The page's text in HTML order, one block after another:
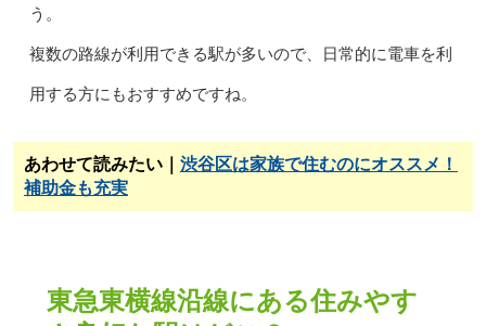
う。
複数の路線が利用できる駅が多いので、日常的に電車を利
用する方にもおすすめですね。
あわせて読みたい｜ 渋谷区は家族で住むのにオススメ！
補助金も充実
東急東横線沿線にある住みやす